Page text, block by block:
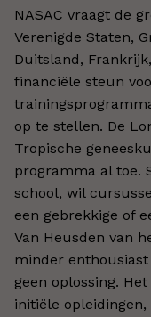
NASAC vraagt de
Verenigde Staten,
Duitsland,
financiële steun
op te stellen. De
Tropische
programma al toe.
school, wil
een gebrekkige of
Van Heusden van
minder
geen oplossing.
initiële